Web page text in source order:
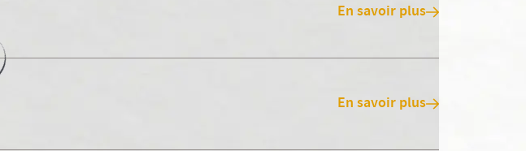
En savoir plus
En savoir plus